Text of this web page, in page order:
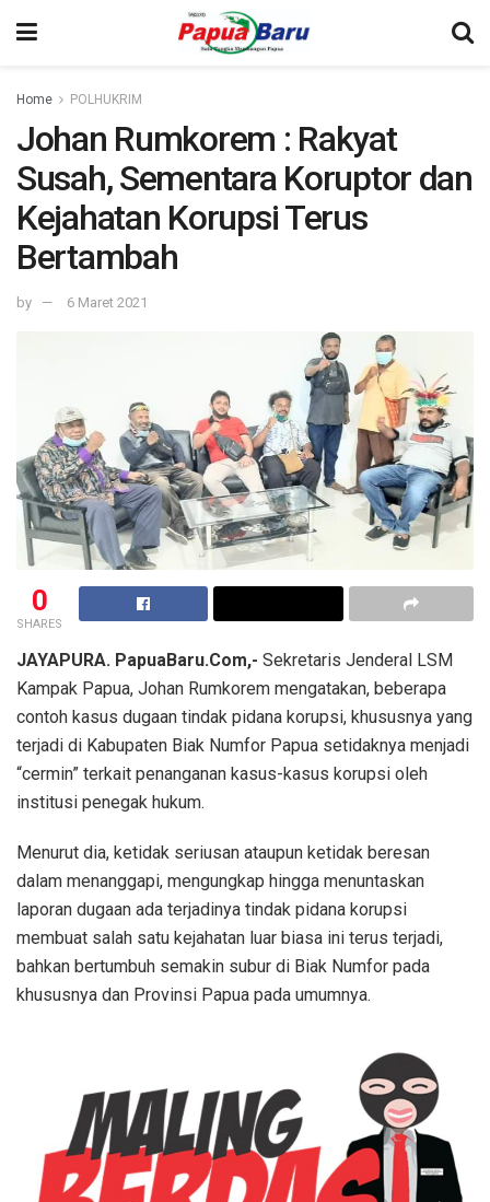
Home POLHUKRIM
Johan Rumkorem : Rakyat
Susah, Sementara Koruptor dan
Kejahatan Korupsi Terus
Bertambah
by 6 Maret 2021
0
SHARES
JAYAPURA. PapuaBaru.Com,- Sekretaris Jenderal LSM
Kampak Papua, Johan Rumkorem mengatakan, beberapa
contoh kasus dugaan tindak pidana korupsi, khususnya yang
terjadi di Kabupaten Biak Numfor Papua setidaknya menjadi
“cermin” terkait penanganan kasus-kasus korupsi oleh
institusi penegak hukum.
Menurut dia, ketidak seriusan ataupun ketidak beresan
dalam menanggapi, mengungkap hingga menuntaskan
laporan dugaan ada terjadinya tindak pidana korupsi
membuat salah satu kejahatan luar biasa ini terus terjadi,
bahkan bertumbuh semakin subur di Biak Numfor pada
khususnya dan Provinsi Papua pada umumnya.